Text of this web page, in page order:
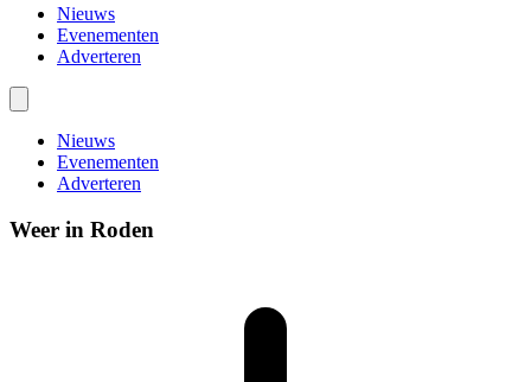
Nieuws
Evenementen
Adverteren
Nieuws
Evenementen
Adverteren
Weer in Roden